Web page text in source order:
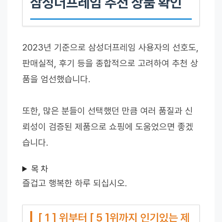
2023년 기준으로 삼성더프레임 사용자의 선호도,
판매실적, 후기 등을 종합적으로 고려하여 추천 상
품을 엄선했습니다.
또한, 많은 분들이 선택했던 만큼 여러 품질과 신
뢰성이 검증된 제품으로 쇼핑에 도움었으면 좋겠
습니다.
목 차
즐겁고 행복한 하루 되십시오.
[ 1 ] 위부터 [ 5 ]위까지 인기있는 제